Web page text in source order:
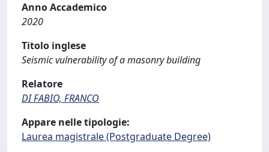
Anno Accademico
2020
Titolo inglese
Seismic vulnerability of a masonry building
Relatore
DI FABIO, FRANCO
Appare nelle tipologie:
Laurea magistrale (Postgraduate Degree)